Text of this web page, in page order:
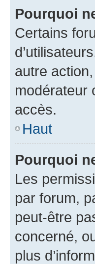
Pourquoi
Certains
autre
modérateur
accès.
Haut
Pourquoi
Les
par forum,
peut-être
concerné,
plus